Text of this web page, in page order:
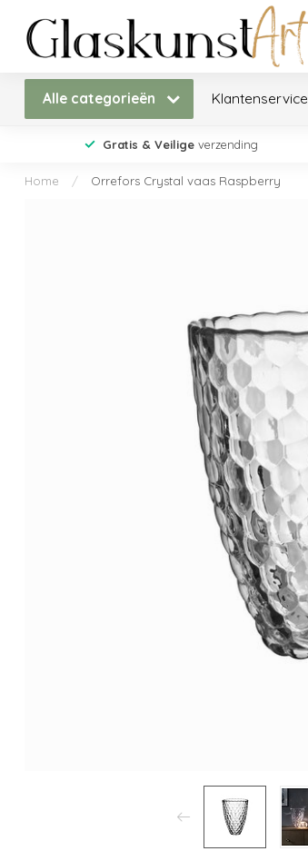
Alle categorieën Klantenservice
Gratis & Veiligeverzending
Home / Orrefors Crystal vaas Raspberry